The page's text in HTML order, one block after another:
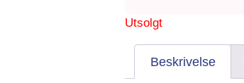
Utsolgt
Beskrivelse